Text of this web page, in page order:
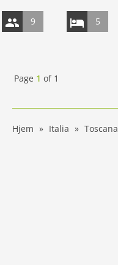
9 5
Page 1 of 1
Hjem Italia Toscana